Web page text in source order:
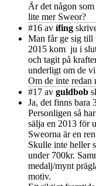
Är det någon
lite mer Sweor?
#16 av ífing
Man får ge sig till
2015 kom ju i
och tagit på
underligt om de
Om de inte redan
#17 av guldbob
Ja, det finns bara
Personligen så
sälja en 2013 för
Sweorna är en
Skulle inte heller
under 700kr.
medalj/mynt
motiv.